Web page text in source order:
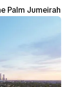
Palm Jumeirah